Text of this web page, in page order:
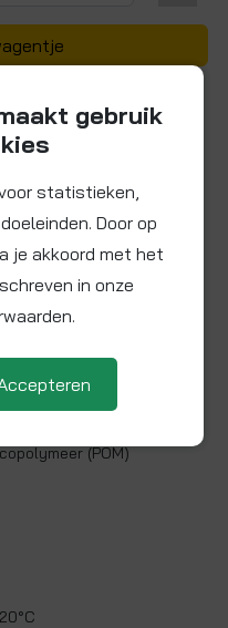
passend op een John
Dikte van de clip
(POM)
gebruik
statistieken,
Door op
je akkoord met het
in onze